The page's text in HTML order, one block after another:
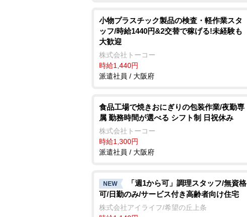
小物プラスチック製品の検査・軽作業スタ
ッフ/時給1440円&2交替で稼げる!未経験も
大歓迎
株式会社トーコー
時給1,440円
派遣社員 / 大阪府
食品工場で焼きおにぎりの包装作業/夜勤専
属 勤務時間が選べる シフト制 日祝休み
株式会社トーコー
時給1,300円
派遣社員 / 大阪府
NEW
「週1から可」調理スタッフ/無資格
可/日勤のみ/サービス付き高齢者向け住宅
株式会社アイライフ/希望の丘上条